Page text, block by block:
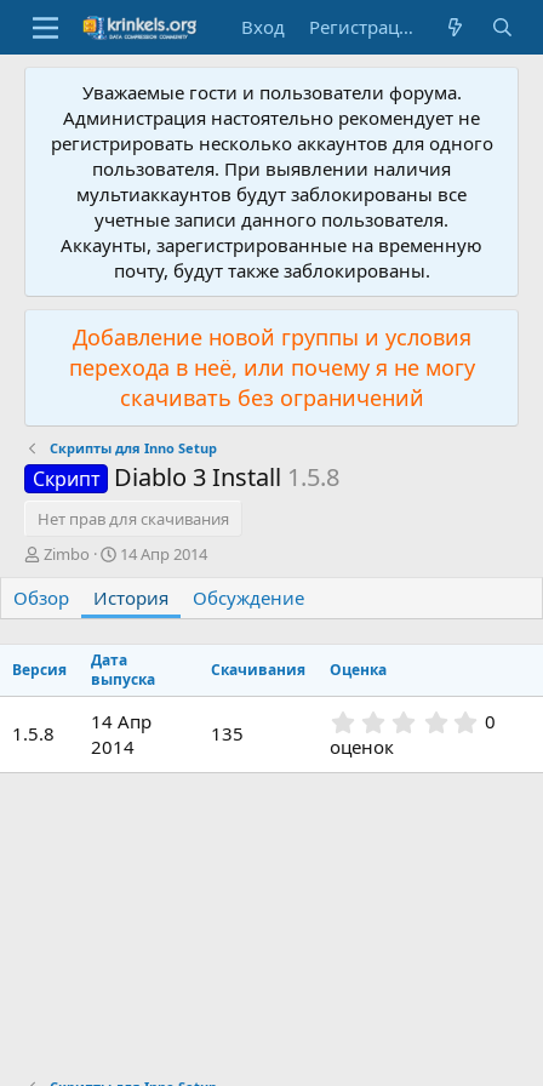
Вход Регистрация
Уважаемые гости и пользователи форума.
Администрация настоятельно рекомендует не
регистрировать несколько аккаунтов для одного
пользователя. При выявлении наличия
мультиаккаунтов будут заблокированы все
учетные записи данного пользователя.
Аккаунты, зарегистрированные на временную
почту, будут также заблокированы.
Добавление новой группы и условия
перехода в неё, или почему я не могу
скачивать без ограничений
Скрипты для Inno Setup
Скрипт Diablo 3 Install 1.5.8
Нет прав для скачивания
А
т
о
р
Zimbo
Д
т
а
с
о
з
а
н
и
14 Апр 2014
Обзор История Обсуждение
Версия
Дата
выпуска
Скачивания Оценка
1.5.8
14 Апр
2014
135 0
0
0
оценок